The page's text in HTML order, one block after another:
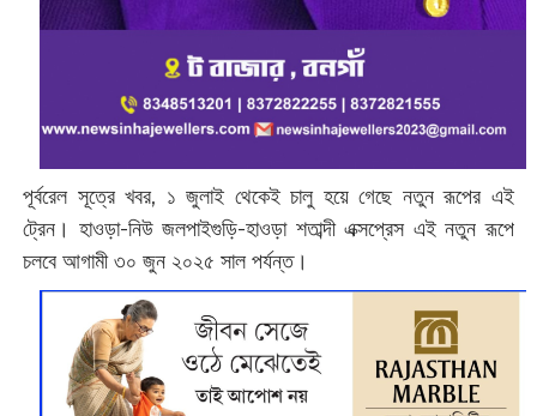
পূর্বরেল সূত্রে খবর, ১ জুলাই থেকেই চালু হয়ে গেছে নতুন রূপের এই
ট্রেন। হাওড়া-নিউ জলপাইগুড়ি-হাওড়া শতাব্দী এক্সপ্রেস এই নতুন রূপে
চলবে আগামী ৩০ জুন ২০২৫ সাল পর্যন্ত।